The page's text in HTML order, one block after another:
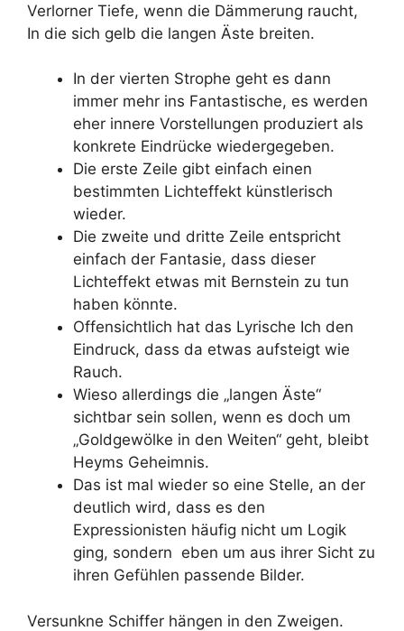
Verlorner Tiefe, wenn die Dämmerung raucht,
In die sich gelb die langen Äste breiten.
In der vierten Strophe geht es dann
immer mehr ins Fantastische, es werden
eher innere Vorstellungen produziert als
konkrete Eindrücke wiedergegeben.
Die erste Zeile gibt einfach einen
bestimmten Lichteffekt künstlerisch
wieder.
Die zweite und dritte Zeile entspricht
einfach der Fantasie, dass dieser
Lichteffekt etwas mit Bernstein zu tun
haben könnte.
Offensichtlich hat das Lyrische Ich den
Eindruck, dass da etwas aufsteigt wie
Rauch.
Wieso allerdings die „langen Äste“
sichtbar sein sollen, wenn es doch um
„Goldgewölke in den Weiten“ geht, bleibt
Heyms Geheimnis.
Das ist mal wieder so eine Stelle, an der
deutlich wird, dass es den
Expressionisten häufig nicht um Logik
ging, sondern eben um aus ihrer Sicht zu
ihren Gefühlen passende Bilder.
Versunkne Schiffer hängen in den Zweigen.